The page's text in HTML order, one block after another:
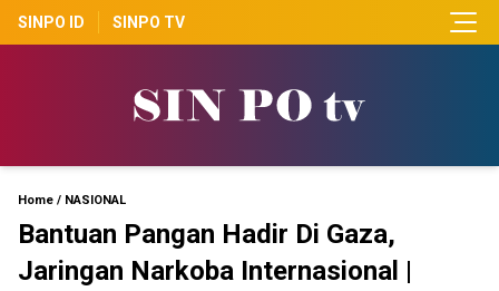
SINPO ID SINPO TV
Home / NASIONAL
Bantuan Pangan Hadir Di Gaza,
Jaringan Narkoba Internasional |